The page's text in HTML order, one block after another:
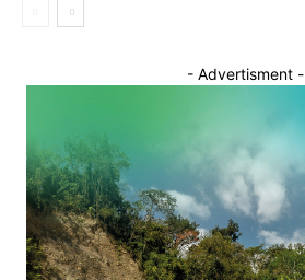
- Advertisment -